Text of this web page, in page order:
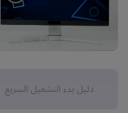
دليل بدء التشغيل السريع